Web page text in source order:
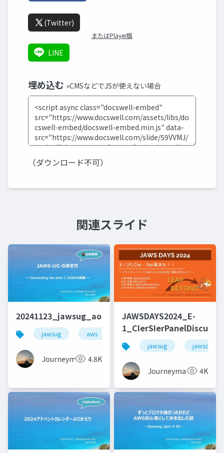
(Twitter)
またはPlayer版
LINE
埋め込む »CMSなどでJSが使えない場合
（ダウンロード不可）
関連スライド
20241123_jawsug_aomori_lt_beajouneyman
jawsug aws jaws-ug キャリア
Journeyman 4.8K
JAWSDAYS2024_E-
jawsug jawsdays
Journeyman 4K